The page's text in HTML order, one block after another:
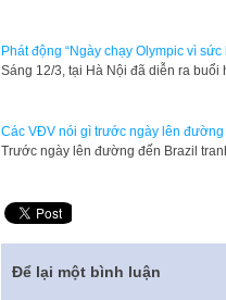
Phát động “Ngày chạy Olympic vì sức
​Sáng 12/3, tại Hà Nội đã diễn ra
Các VĐV nói gì trước ngày lên
Trước ngày lên đường đến Brazil
Để lại một bình luận